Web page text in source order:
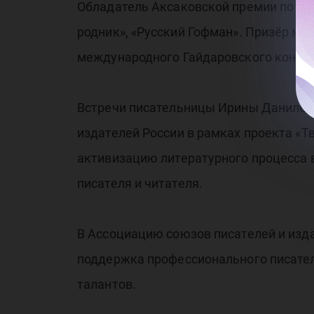
Обладатель Аксаковской премии по
родник», «Русский Гофман». Призёр
международного Гайдаровского
Встречи писательницы Ирины
издателей России в рамках проекта
активизацию литературного
писателя и читателя.
В Ассоциацию союзов писателей и
поддержка профессионального
талантов.